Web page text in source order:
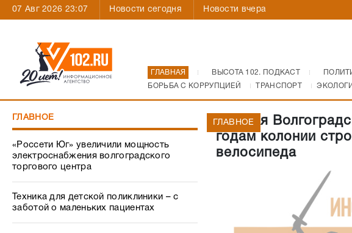
07 Авг 2026 23:07 Новости сегодня Новости вчера
ГЛАВНАЯ ВЫСОТА 102. ПОДКАСТ
БОРЬБА С КОРРУПЦИЕЙ
ТРАНСПОРТ
ГЛАВНОЕ
«Россети Юг» увеличили мощность
электроснабжения волгоградского
торгового центра
Техника для детской поликлиники – с
заботой о маленьких пациентах
Жителя
годам колонии
велосипеда
ГЛАВНОЕ